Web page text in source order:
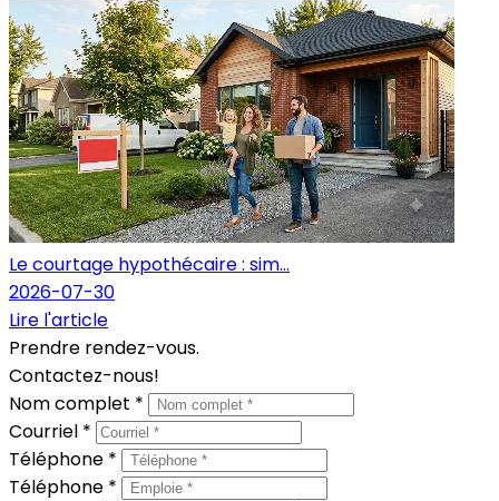
Le courtage hypothécaire : sim...
2026-07-30
Lire l'article
Prendre rendez-vous.
Contactez-nous!
Nom complet *
Courriel *
Téléphone *
Téléphone *